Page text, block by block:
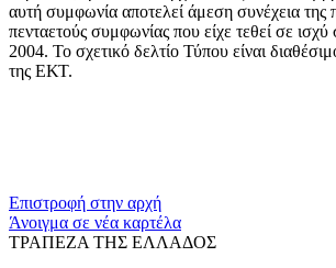
αυτή συμφωνία αποτελεί άμεση συνέχεια της
πενταετούς συμφωνίας που είχε τεθεί σε ισχύ
2004. Το σχετικό δελτίο Τύπου είναι
της ΕΚΤ.
Επιστροφή στην αρχή
Άνοιγμα σε νέα καρτέλα
ΤΡΑΠΕΖΑ ΤΗΣ ΕΛΛΑΔΟΣ